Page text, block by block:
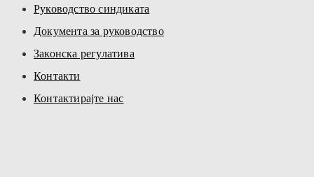
Руководство синдиката
Документа за руководство
Законска регулатива
Контакти
Контактирајте нас